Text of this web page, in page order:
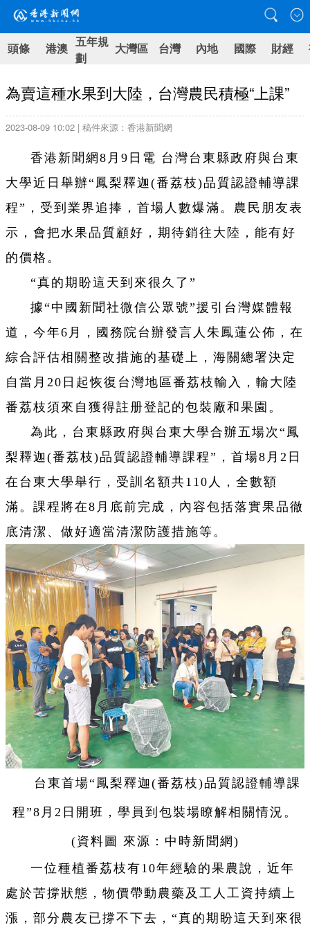
頭條 港澳 五年規
劃
大灣區 台灣 內地 國際 財經
為賣這種水果到大陸，台灣農民積極“上課”
2023-08-09 10:02 | 稿件來源：香港新聞網
香港新聞網8月9日電 台灣台東縣政府與台東
大學近日舉辦“鳳梨釋迦(番荔枝)品質認證輔導課
程”，受到業界追捧，首場人數爆滿。農民朋友表
示，會把水果品質顧好，期待銷往大陸，能有好
的價格。
“真的期盼這天到來很久了”
據“中國新聞社微信公眾號”援引台灣媒體報
道， 今年6月，國務院台辦發言人朱鳳蓮公佈，在
綜合評估相關整改措施的基礎上，海關總署決定
自當月20日起恢復台灣地區番荔枝輸入，輸大陸
番荔枝須來自獲得註册登記的包裝廠和果園。
為此，台東縣政府與台東大學合辦五場次“鳳
梨釋迦(番荔枝)品質認證輔導課程”，首場8月2日
在台東大學舉行，受訓名額共110人，全數額
滿。課程將在8月底前完成，內容包括落實果品徹
底清潔、做好適當清潔防護措施等。
台東首場“鳳梨釋迦(番荔枝)品質認證輔導課
程”8月2日開班，學員到包裝場瞭解相關情況。
(資料圖 來源：中時新聞網)
一位種植番荔枝有10年經驗的果農說，近年
處於苦撐狀態，物價帶動農藥及工人工資持續上
漲，部分農友已撐不下去，“真的期盼這天到來很